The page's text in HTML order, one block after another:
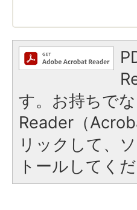
す。お持ちで
Reader（
リックして、
トールしてくだ